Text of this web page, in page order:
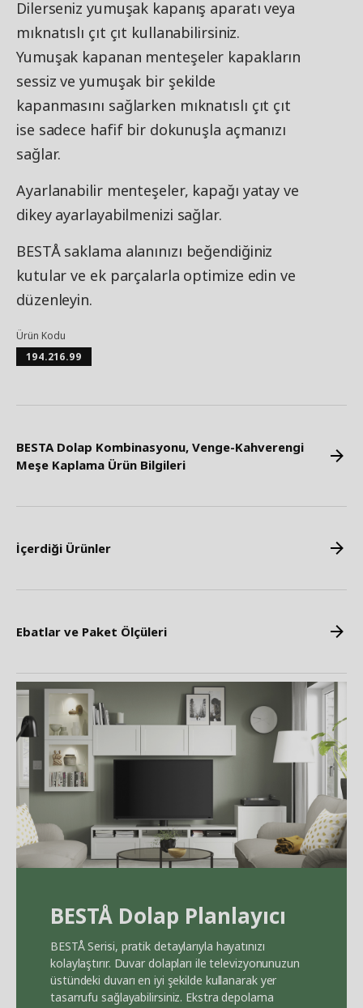
Dilerseniz yumuşak kapanış aparatı veya
mıknatıslı çıt çıt kullanabilirsiniz.
Yumuşak kapanan menteşeler kapakların
sessiz ve yumuşak bir şekilde
kapanmasını sağlarken mıknatıslı çıt çıt
ise sadece hafif bir dokunuşla açmanızı
sağlar.
Ayarlanabilir menteşeler, kapağı yatay ve
dikey ayarlayabilmenizi sağlar.
BESTÅ saklama alanınızı beğendiğiniz
kutular ve ek parçalarla optimize edin ve
düzenleyin.
Ürün Kodu
194.216.99
BESTA Dolap Kombinasyonu, Venge-Kahverengi
Meşe Kaplama Ürün Bilgileri
İçerdiği Ürünler
Ebatlar ve Paket Ölçüleri
BESTÅ Dolap Planlayıcı
BESTÅSerisi, pratik detaylarıyla hayatınızı
kolaylaştırır. Duvar dolapları ile televizyonunuzun
üstündeki duvarı en iyi şekilde kullanarak yer
tasarrufu sağlayabilirsiniz. Ekstra depolama